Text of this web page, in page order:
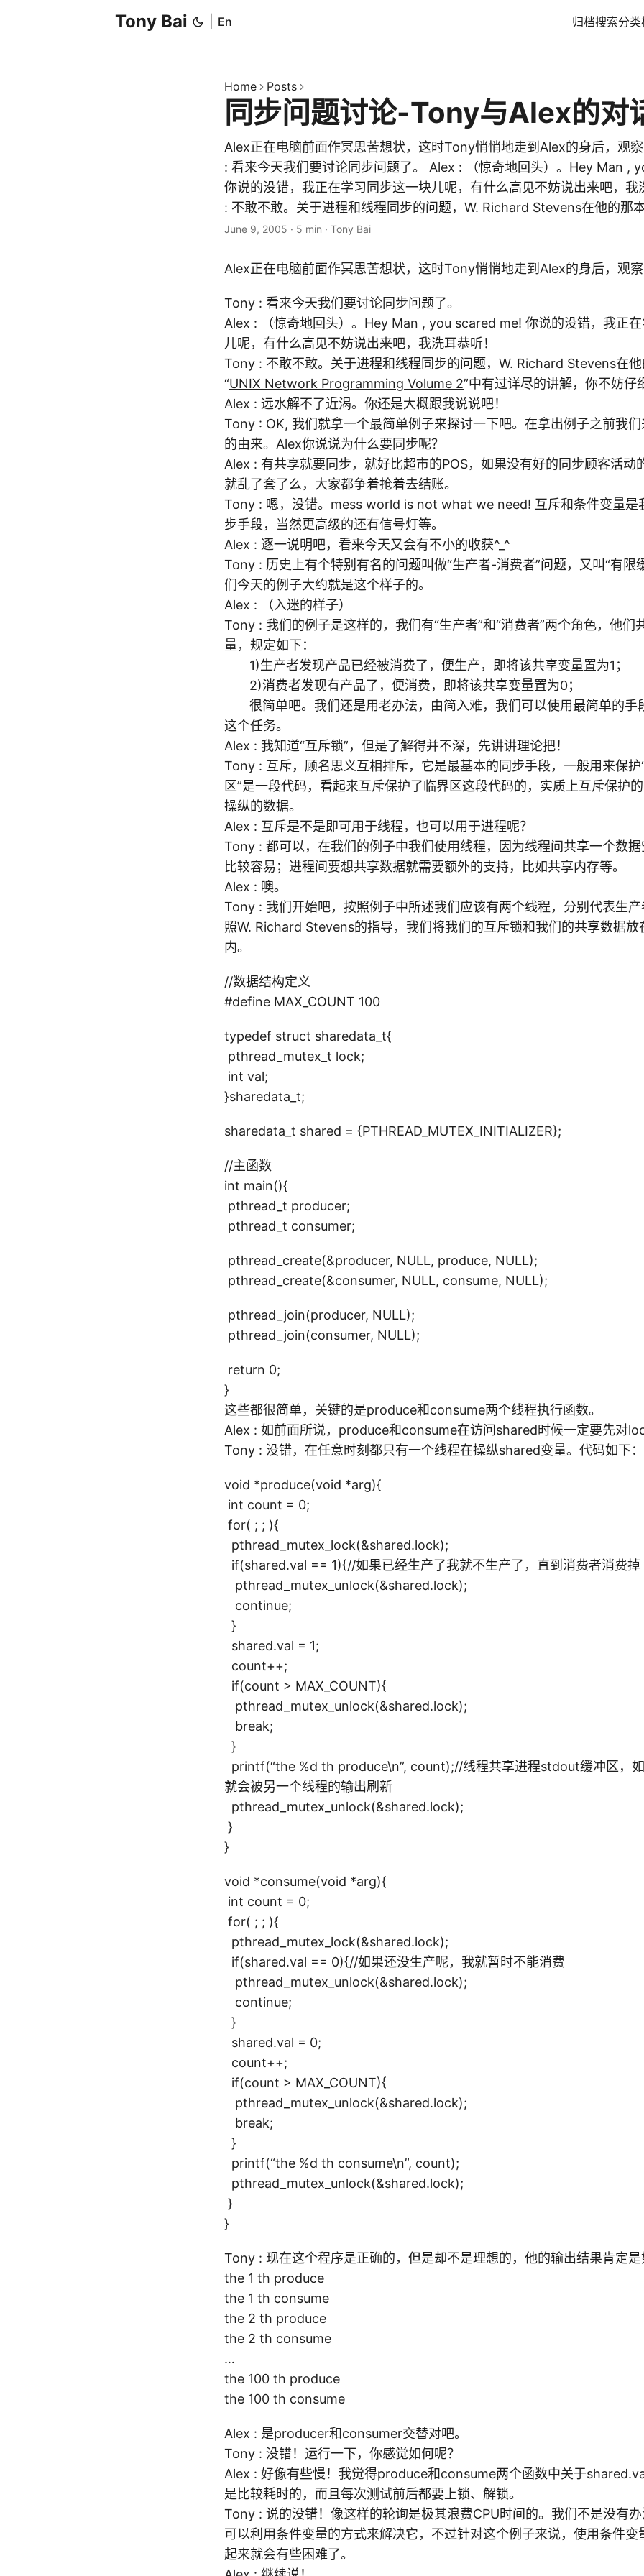
Tony Bai En 归档搜索分类
Home Posts
同步问题讨论-Tony与Alex的对
Alex正在电脑前面作冥思苦想状，这时Tony悄悄地走到Alex的身后，观
: 看来今天我们要讨论同步问题了。 Alex : （惊奇地回头）。Hey Man ,
你说的没错，我正在学习同步这一块儿呢，有什么高见不妨说出来吧，
: 不敢不敢。关于进程和线程同步的问题，W. Richard Stevens在他的那
June 9, 2005 · 5 min · Tony Bai
Alex正在电脑前面作冥思苦想状，这时Tony悄悄地走到Alex的身后，观
Tony : 看来今天我们要讨论同步问题了。
Alex : （惊奇地回头）。Hey Man , you scared me! 你说的没错，我正
儿呢，有什么高见不妨说出来吧，我洗耳恭听！
Tony : 不敢不敢。关于进程和线程同步的问题， W. Richard Stevens在
“UNIX Network Programming Volume 2”中有过详尽的讲解，你不妨仔
Alex : 远水解不了近渴。你还是大概跟我说说吧！
Tony : OK, 我们就拿一个最简单例子来探讨一下吧。在拿出例子之前我
的由来。Alex你说说为什么要同步呢？
Alex : 有共享就要同步，就好比超市的POS，如果没有好的同步顾客活动
就乱了套了么，大家都争着抢着去结账。
Tony : 嗯，没错。mess world is not what we need! 互斥和条件变量是
步手段，当然更高级的还有信号灯等。
Alex : 逐一说明吧，看来今天又会有不小的收获^_^
Tony : 历史上有个特别有名的问题叫做“生产者-消费者”问题，又叫“有限
们今天的例子大约就是这个样子的。
Alex : （入迷的样子）
Tony : 我们的例子是这样的，我们有“生产者”和“消费者”两个角色，他们
量，规定如下：
1)生产者发现产品已经被消费了，便生产，即将该共享变量置为1；
2)消费者发现有产品了，便消费，即将该共享变量置为0；
很简单吧。我们还是用老办法，由简入难，我们可以使用最简单的手
这个任务。
Alex : 我知道“互斥锁”，但是了解得并不深，先讲讲理论把！
Tony : 互斥，顾名思义互相排斥，它是最基本的同步手段，一般用来保护
区”是一段代码，看起来互斥保护了临界区这段代码的，实质上互斥保护
操纵的数据。
Alex : 互斥是不是即可用于线程，也可以用于进程呢？
Tony : 都可以，在我们的例子中我们使用线程，因为线程间共享一个数
比较容易；进程间要想共享数据就需要额外的支持，比如共享内存等。
Alex : 噢。
Tony : 我们开始吧，按照例子中所述我们应该有两个线程，分别代表生
照W. Richard Stevens的指导，我们将我们的互斥锁和我们的共享数据放
内。
//数据结构定义
#define MAX_COUNT 100
typedef struct sharedata_t{
pthread_mutex_t lock;
int val;
}sharedata_t;
sharedata_t shared = {PTHREAD_MUTEX_INITIALIZER};
//主函数
int main(){
pthread_t producer;
pthread_t consumer;
pthread_create(&producer, NULL, produce, NULL);
pthread_create(&consumer, NULL, consume, NULL);
pthread_join(producer, NULL);
pthread_join(consumer, NULL);
return 0;
}
这些都很简单，关键的是produce和consume两个线程执行函数。
Alex : 如前面所说，produce和consume在访问shared时候一定要先对
Tony : 没错，在任意时刻都只有一个线程在操纵shared变量。代码如下：
void *produce(void *arg){
int count = 0;
for( ; ; ){
pthread_mutex_lock(&shared.lock);
if(shared.val == 1){//如果已经生产了我就不生产了，直到消费者消费掉
pthread_mutex_unlock(&shared.lock);
continue;
}
shared.val = 1;
count++;
if(count > MAX_COUNT){
pthread_mutex_unlock(&shared.lock);
break;
}
printf(“the %d th produce\n”, count);//线程共享进程stdout缓冲区，如
就会被另一个线程的输出刷新
pthread_mutex_unlock(&shared.lock);
}
}
void *consume(void *arg){
int count = 0;
for( ; ; ){
pthread_mutex_lock(&shared.lock);
if(shared.val == 0){//如果还没生产呢，我就暂时不能消费
pthread_mutex_unlock(&shared.lock);
continue;
}
shared.val = 0;
count++;
if(count > MAX_COUNT){
pthread_mutex_unlock(&shared.lock);
break;
}
printf(“the %d th consume\n”, count);
pthread_mutex_unlock(&shared.lock);
}
}
Tony : 现在这个程序是正确的，但是却不是理想的，他的输出结果肯定是
the 1 th produce
the 1 th consume
the 2 th produce
the 2 th consume
…
the 100 th produce
the 100 th consume
Alex : 是producer和consumer交替对吧。
Tony : 没错！运行一下，你感觉如何呢？
Alex : 好像有些慢！我觉得produce和consume两个函数中关于
是比较耗时的，而且每次测试前后都要上锁、解锁。
Tony : 说的没错！像这样的轮询是极其浪费CPU时间的。我们不是没有
可以利用条件变量的方式来解决它，不过针对这个例子来说，使用条件变
起来就会有些困难了。